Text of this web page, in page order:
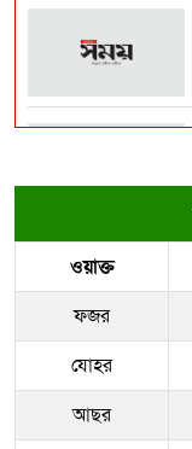
ওয়াক্ত
ফজর
যোহর
আছর